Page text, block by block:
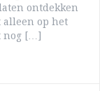
ontdekken
alleen op het
nog […]